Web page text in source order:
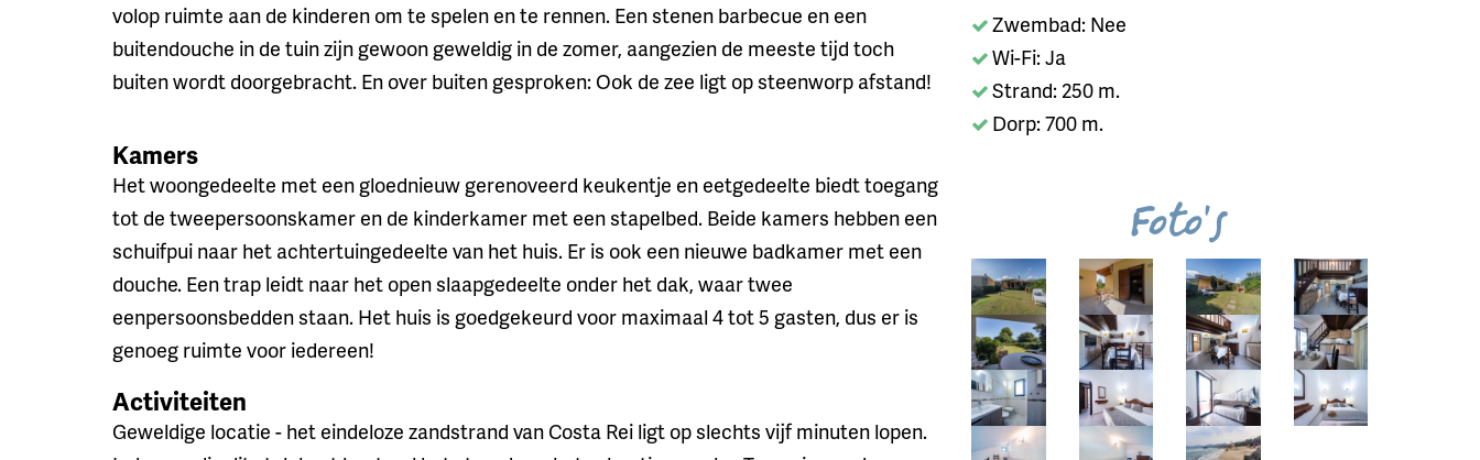
volop ruimte aan de kinderen om te spelen en te rennen. Een stenen barbecue en een
buitendouche in de tuin zijn gewoon geweldig in de zomer, aangezien de meeste tijd toch
buiten wordt doorgebracht. En over buiten gesproken: Ook de zee ligt op steenworp afstand!
Kamers
Het woongedeelte met een gloednieuw gerenoveerd keukentje en eetgedeelte biedt toegang
tot de tweepersoonskamer en de kinderkamer met een stapelbed. Beide kamers hebben een
schuifpui naar het achtertuingedeelte van het huis. Er is ook een nieuwe badkamer met een
douche. Een trap leidt naar het open slaapgedeelte onder het dak, waar twee
eenpersoonsbedden staan. Het huis is goedgekeurd voor maximaal 4 tot 5 gasten, dus er is
genoeg ruimte voor iedereen!
Activiteiten
Geweldige locatie - het eindeloze zandstrand van Costa Rei ligt op slechts vijf minuten lopen.
Zwembad: Nee
Wi-Fi: Ja
Strand: 250 m.
Dorp: 700 m.
Foto's